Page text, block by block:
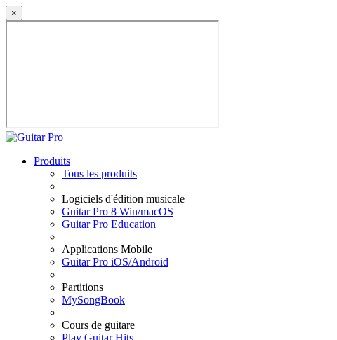
×
Produits
Tous les produits
Logiciels d'édition musicale
Guitar Pro 8 Win/macOS
Guitar Pro Education
Applications Mobile
Guitar Pro iOS/Android
Partitions
MySongBook
Cours de guitare
Play Guitar Hits